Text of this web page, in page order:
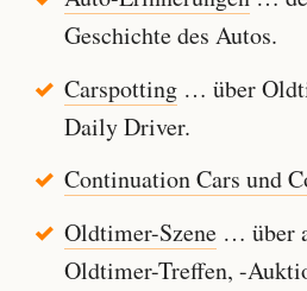
Geschichte des Autos.
Carspotting… über
Daily Driver.
Continuation Cars und
Oldtimer-Szene… über
Oldtimer-Treffen, -